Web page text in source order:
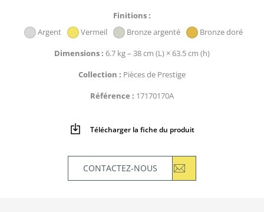
Finitions
Argent
Vermeil Bronze argenté
Bronze doré
Dimensions 6.7 kg – 38 cm (L) × 63.5 cm (h)
Collection
Pièces de Prestige
Référence
17170170A
Télécharger la fiche du produit
CONTACTEZ-NOUS